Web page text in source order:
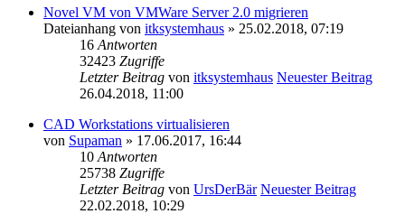
Novel VM von VMWare Server 2.0 migrieren
Dateianhang von itksystemhaus » 25.02.2018, 07:19
16 Antworten
32423 Zugriffe
Letzter Beitrag von itksystemhaus Neuester Beitrag
26.04.2018, 11:00
CAD Workstations virtualisieren
von Supaman » 17.06.2017, 16:44
10 Antworten
25738 Zugriffe
Letzter Beitrag von UrsDerBär Neuester Beitrag
22.02.2018, 10:29